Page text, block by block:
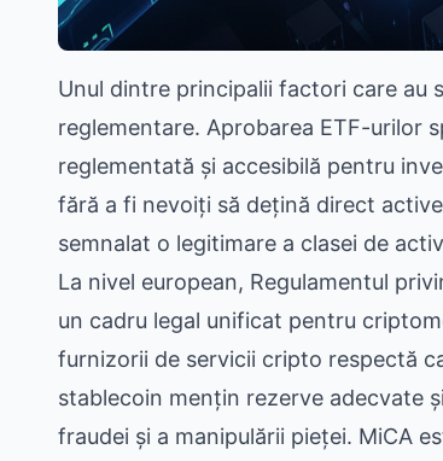
Unul dintre principalii factori care au
reglementare. Aprobarea ETF-urilor
reglementată și accesibilă pentru
fără a fi nevoiți să dețină direct
semnalat o legitimare a clasei de
La nivel european, Regulamentul
un cadru legal unificat pentru
furnizorii de servicii cripto respectă
stablecoin mențin rezerve adecvate
fraudei și a manipulării pieței. MiCA